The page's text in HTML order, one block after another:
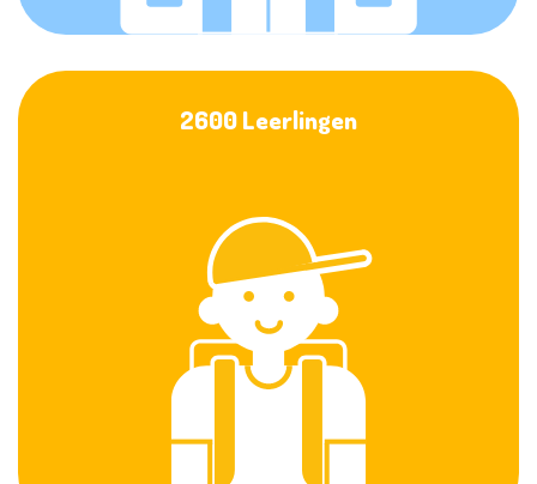
2600 Leerlingen